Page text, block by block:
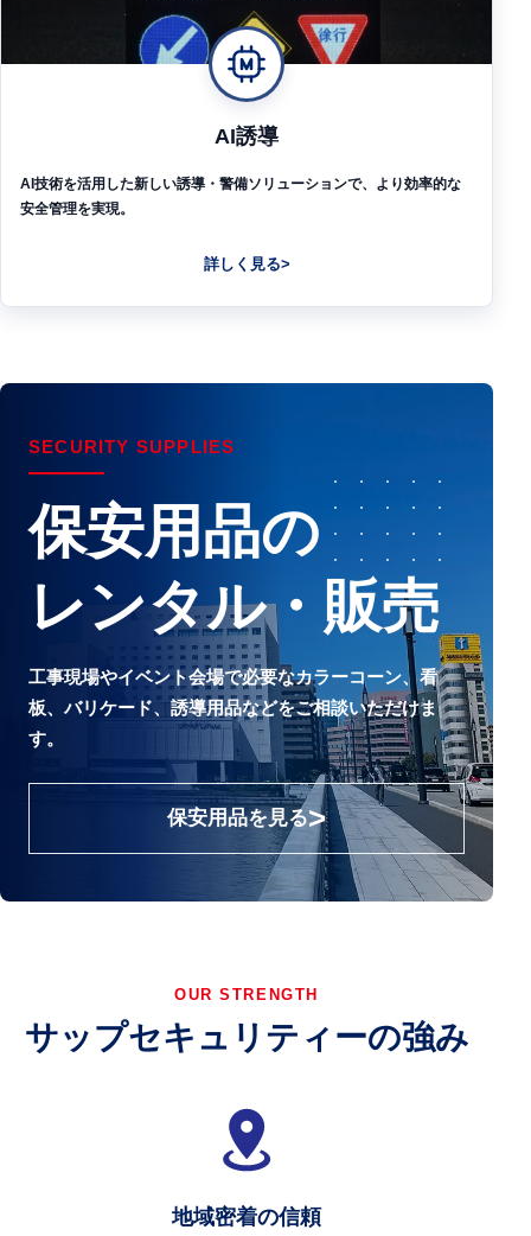
AI誘導
AI技術を活用した新しい誘導・警備ソリューションで、より効率的な
安全管理を実現。
詳しく見る
SECURITY SUPPLIES
保安用品の
レンタル・販売
工事現場やイベント会場で必要なカラーコーン、看
板、バリケード、誘導用品などをご相談いただけま
す。
保安用品を見る
OUR STRENGTH
サップセキュリティーの強み
地域密着の信頼